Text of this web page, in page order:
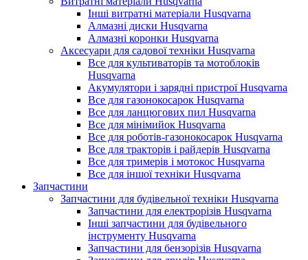
Інші витратні матеріали Husqvarna
Алмазні диски Husqvarna
Алмазні коронки Husqvarna
Аксесуари для садової техніки Husqvarna
Все для культиваторів та мотоблоків
Husqvarna
Акумулятори і зарядні пристрої Husqvarna
Все для газонокосарок Husqvarna
Все для ланцюгових пил Husqvarna
Все для мінімийок Husqvarna
Все для роботів-газонокосарок Husqvarna
Все для тракторів і райдерів Husqvarna
Все для тримерів і мотокос Husqvarna
Все для іншої техніки Husqvarna
Запчастини
Запчастини для будівельної техніки Husqvarna
Запчастини для електрорізів Husqvarna
Інші запчастини для будівельного
інструменту Husqvarna
Запчастини для бензорізів Husqvarna